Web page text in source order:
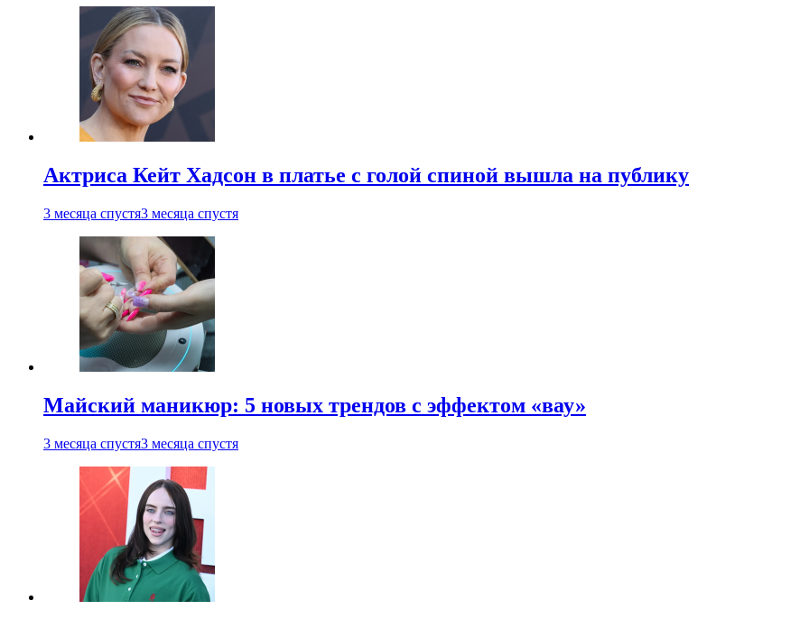
Актриса Кейт Хадсон в платье с голой спиной вышла на публику
3 месяца спустя3 месяца спустя
Майский маникюр: 5 новых трендов с эффектом «вау»
3 месяца спустя3 месяца спустя